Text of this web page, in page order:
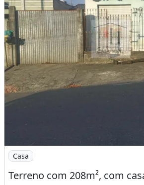
Imagem: Terreno com 208m², com
Casa